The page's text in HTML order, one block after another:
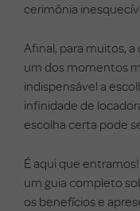
cerimônia
Afinal, para muitos,
um dos momentos
indispensável a
infinidade de
escolha certa pode
É aqui que
um guia completo
os benefícios e